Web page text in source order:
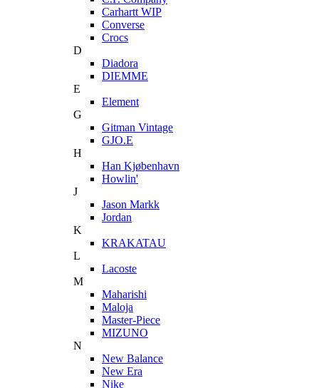
Carhartt WIP
Converse
Crocs
D
Diadora
DIEMME
E
Element
G
Gitman Vintage
GJO.E
H
Han Kjøbenhavn
Howlin'
J
Jason Markk
Jordan
K
KRAKATAU
L
Lacoste
M
Maharishi
Maloja
Master-Piece
MIZUNO
N
New Balance
New Era
Nike